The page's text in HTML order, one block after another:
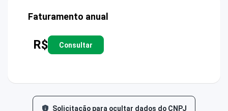
Faturamento anual
R$ Consultar
Solicitação para ocultar dados do CNPJ